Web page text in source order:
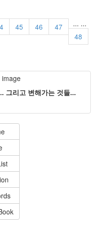
...
45 46
47
48
...
그리고 변해가는 것들...